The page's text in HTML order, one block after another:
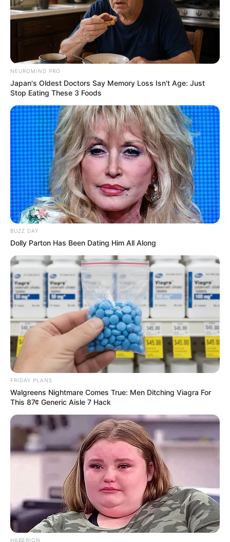
NEUROMIND PRO
Japan's Oldest Doctors Say Memory Loss Isn't Age: Just
Stop Eating These 3 Foods
BUZZ DAY
Dolly Parton Has Been Dating Him All Along
FRIDAY PLANS
Walgreens Nightmare Comes True: Men Ditching Viagra For
This 87¢ Generic Aisle 7 Hack
HABERION